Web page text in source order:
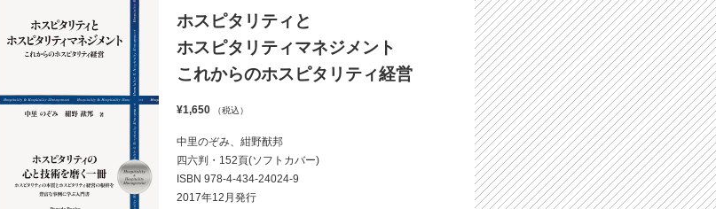
ホスピタリティと
ホスピタリティマネジメント
これからのホスピタリティ経営
¥1,650 （税込）
中里のぞみ、紺野猷邦
四六判・152頁(ソフトカバー)
ISBN 978-4-434-24024-9
2017年12月発行